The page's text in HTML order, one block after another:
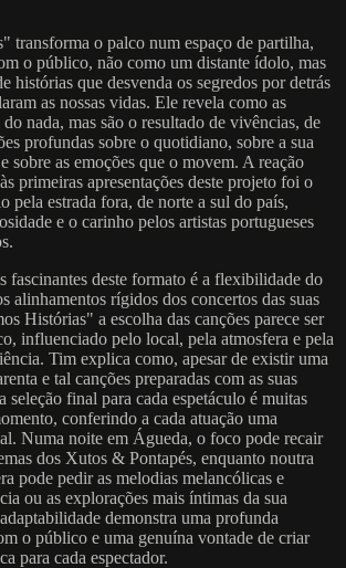
transforma o palco num espaço de partilha,
o público, não como um distante ídolo, mas
histórias que desvenda os segredos por detrás
as nossas vidas. Ele revela como as
nada, mas são o resultado de vivências, de
profundas sobre o quotidiano, sobre a sua
sobre as emoções que o movem. A reação
primeiras apresentações deste projeto foi o
pela estrada fora, de norte a sul do país,
e o carinho pelos artistas portugueses
fascinantes deste formato é a flexibilidade do
alinhamentos rígidos dos concertos das suas
Histórias" a escolha das canções parece ser
influenciado pelo local, pela atmosfera e pela
Tim explica como, apesar de existir uma
e tal canções preparadas com as suas
seleção final para cada espetáculo é muitas
conferindo a cada atuação uma
Numa noite em Águeda, o foco pode recair
dos Xutos & Pontapés, enquanto noutra
pode pedir as melodias melancólicas e
ou as explorações mais íntimas da sua
demonstra uma profunda
o público e uma genuína vontade de criar
para cada espectador.